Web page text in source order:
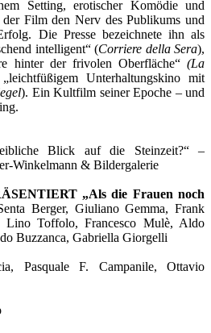
Setting, erotischer Komödie und
der Film den Nerv des Publikums und
Die Presse bezeichnete ihn als
intelligent“ (Corriere della Sera),
hinter der frivolen Oberfläche“ (La
Unterhaltungskino mit
). Ein Kultfilm seiner Epoche – und
Blick auf die Steinzeit?“ –
Winkelmann & Bildergalerie
„Als die Frauen noch
Berger, Giuliano Gemma, Frank
Lino Toffolo, Francesco Mulè, Aldo
Buzzanca, Gabriella Giorgelli
Pasquale F. Campanile, Ottavio